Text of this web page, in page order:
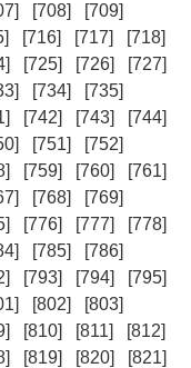
[708]
[709]
[716] [717]
[718]
[725] [726]
[727]
[734]
[735]
[742] [743]
[744]
[751]
[752]
[759] [760]
[761]
[768]
[769]
[776] [777]
[778]
[785]
[786]
[793] [794]
[795]
[802]
[803]
[810] [811]
[812]
[819] [820]
[821]